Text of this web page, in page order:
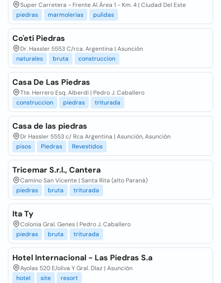
Super Carretera - Frente Al Área 1 - Km. 4 | Ciudad Del Este
piedras
marmolerias pulidas
Co'etí Piedras
Dr. Hassler 5553 C/rca. Argentina | Asunción
naturales
bruta construccion
Casa De Las Piedras
Tte. Herrero Esq. Alberdi | Pedro J. Caballero
construccion
piedras triturada
Casa de las piedras
Dr Hassler 5553 c/ Rca Argentina | Asunción, Asunción
pisos
Piedras Revestidos
Tricemar S.r.l., Cantera
Camino San Vicente | Santa Rita (alto Paraná)
piedras
bruta triturada
Ita Ty
Colonia Gral. Genes | Pedro J. Caballero
piedras
bruta triturada
Hotel Internacional - Las Piedras S.a
Ayolas 520 E/oliva Y Gral. Díaz | Asunción
hotel
site resort